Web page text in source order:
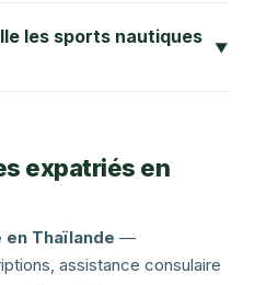
les sports nautiques
▼
expatriés en
en Thaïlande —
assistance consulaire